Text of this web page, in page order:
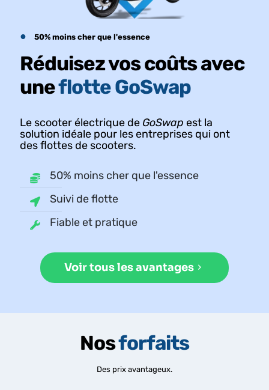
● 50% moins cher que l'essence
Réduisez vos coûts avec
uneflotte GoSwap
Le scooter électrique de GoSwap est la
solution idéale pour les entreprises qui ont
des flottes de scooters.
50% moins cher que l'essence
Suivi de flotte
Fiable et pratique
Voir tous les avantages
Nosforfaits
Des prix avantageux.